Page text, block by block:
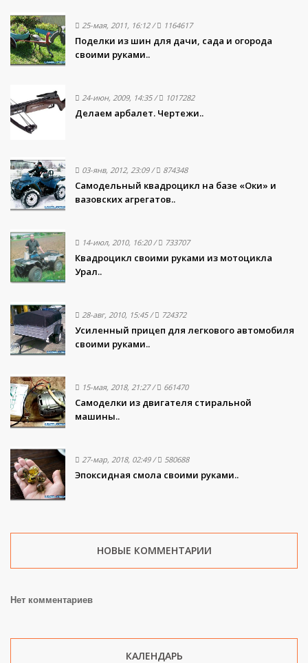
25-мая, 2011, 16:12/ 1164617
Поделки из шин для дачи, сада и огорода
своими руками..
24-июн, 2009, 14:35/ 1017282
Делаем арбалет. Чертежи..
03-янв, 2012, 23:09/ 874348
Самодельный квадроцикл на базе «Оки» и
вазовских агрегатов..
14-июл, 2010, 16:20/ 733707
Квадроцикл своими руками из мотоцикла
Урал..
28-авг, 2010, 15:45/ 724372
Усиленный прицеп для легкового автомобиля
своими руками..
15-мая, 2018, 21:27/ 661470
Самоделки из двигателя стиральной
машины..
27-мар, 2018, 02:49/ 580688
Эпоксидная смола своими руками..
НОВЫЕ КОММЕНТАРИИ
Нет комментариев
КАЛЕНДАРЬ